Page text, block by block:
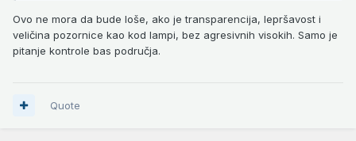
Ovo ne mora da bude loše, ako je transparencija, lepršavost i
veličina pozornice kao kod lampi, bez agresivnih visokih. Samo je
pitanje kontrole bas područja.
Quote